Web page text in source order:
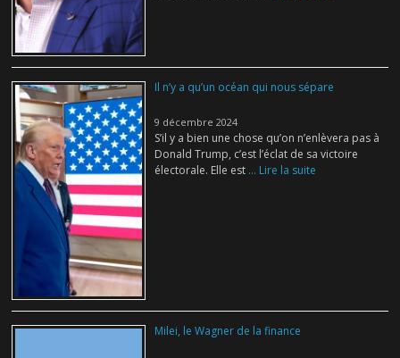
Il n’y a qu’un océan qui nous sépare
9 décembre 2024
S’il y a bien une chose qu’on n’enlèvera pas à
Donald Trump, c’est l’éclat de sa victoire
électorale. Elle est ... Lire la suite
Milei, le Wagner de la finance